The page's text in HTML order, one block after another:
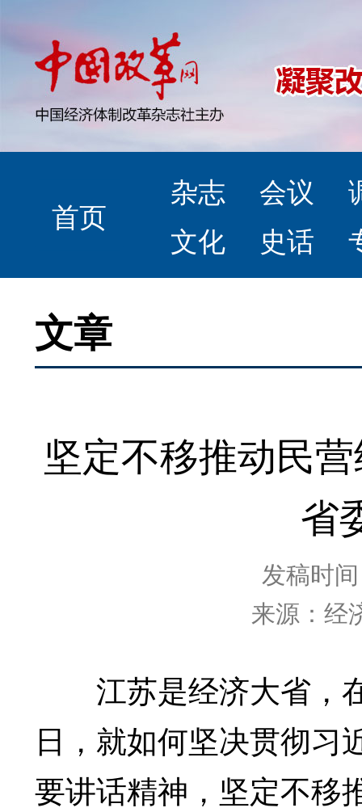
首页
杂志 会议
文化
史话
文章
坚定不移推动民
省
发稿时
来源：经
江苏是经济大省，
日，就如何坚决贯彻习
要讲话精神，坚定不移